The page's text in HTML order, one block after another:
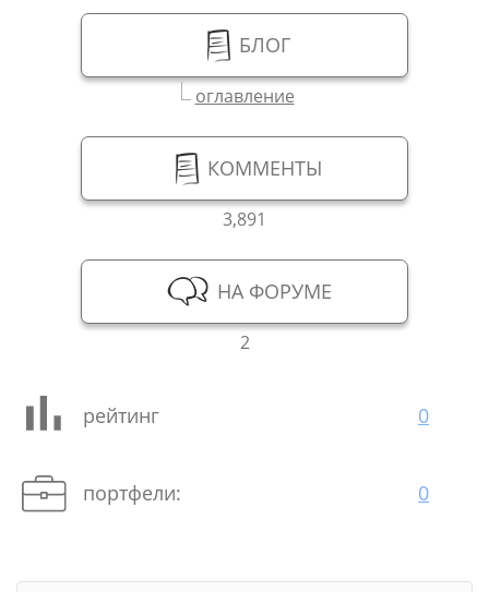
БЛОГ
оглавление
КОММЕНТЫ
3,891
НА ФОРУМЕ
2
рейтинг 0
портфели: 0